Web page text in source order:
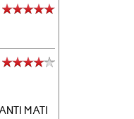
MATI